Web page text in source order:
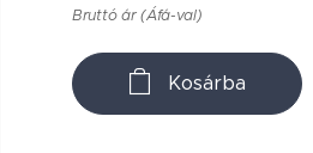
Bruttó ár (Áfá-val)
Kosárba